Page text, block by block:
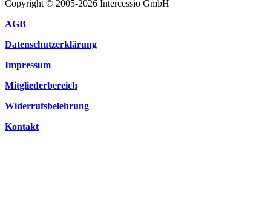
Copyright © 2005-2026 Intercessio GmbH
AGB
Datenschutzerklärung
Impressum
Mitgliederbereich
Widerrufsbelehrung
Kontakt